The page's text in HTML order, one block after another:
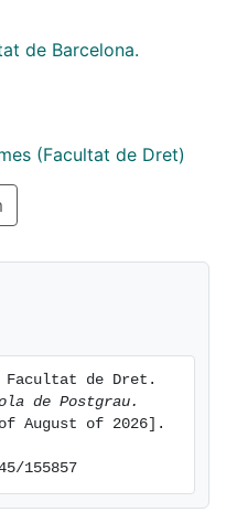
en aquest llibret
en relació a les
de Barcelona.
(Facultat de Dret)
de Postgrau.
August of 2026].
155857